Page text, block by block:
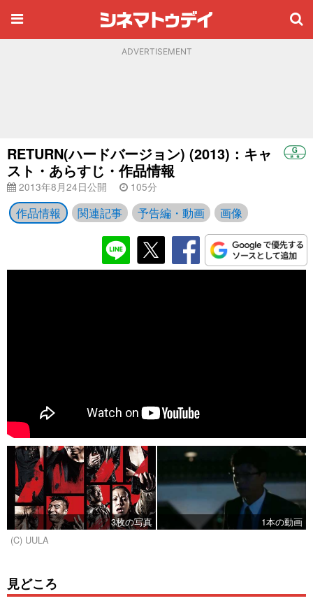
ADVERTISEMENT
RETURN(ハードバージョン) (2013)：キャ
スト・あらすじ・作品情報
2013年8月24日公開 105分
作品情報 関連記事 予告編・動画 画像
3枚の写真
1本の動画
(C) UULA
見どころ